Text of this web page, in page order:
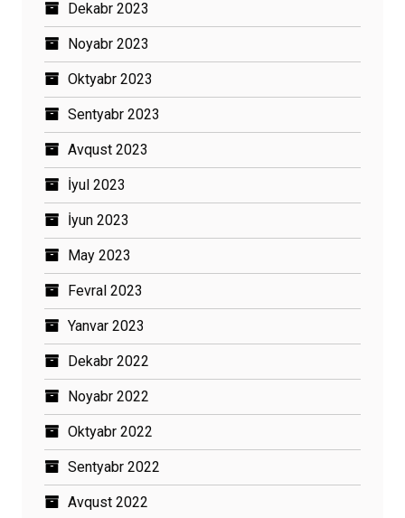
Dekabr 2023
Noyabr 2023
Oktyabr 2023
Sentyabr 2023
Avqust 2023
İyul 2023
İyun 2023
May 2023
Fevral 2023
Yanvar 2023
Dekabr 2022
Noyabr 2022
Oktyabr 2022
Sentyabr 2022
Avqust 2022